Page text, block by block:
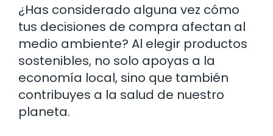
¿Has considerado alguna vez cómo
tus decisiones de compra afectan al
medio ambiente? Al elegir productos
sostenibles, no solo apoyas a la
economía local, sino que también
contribuyes a la salud de nuestro
planeta.